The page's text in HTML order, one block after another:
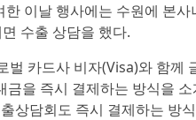
이날 행사에는 수원에 본
수출 상담을 했다.
벌 카드사 비자(Visa)와 함
을 즉시 결제하는 방식을
상담회도 즉시 결제하는 방